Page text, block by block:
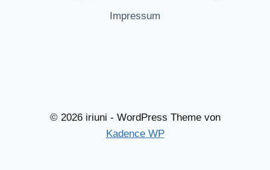
Impressum
© 2026 iriuni - WordPress Theme von
Kadence WP